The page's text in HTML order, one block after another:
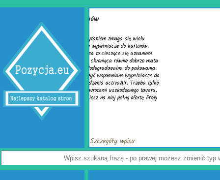
pytaniem zmaga się wielu
wypełniacze do kartonów.
to cieszące się uznaniem
jest chroniąca równie dobrze mata
biodegradowalna do pakowania.
wspomniane wypełniacze do
urządzenia activaAir. Trzeba tylko
zwrotami uszkodzonego towaru.
na niej pełną ofertę firmy